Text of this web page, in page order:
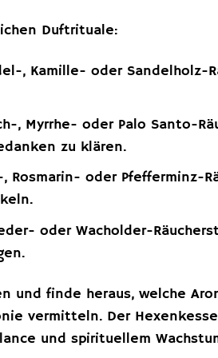
Duftrituale:
, Kamille- oder Sandelholz-
, Myrrhe- oder Palo Santo-
zu klären.
Rosmarin- oder Pfefferminz-
oder Wacholder-
und finde heraus, welche
vermitteln. Der
und spirituellem